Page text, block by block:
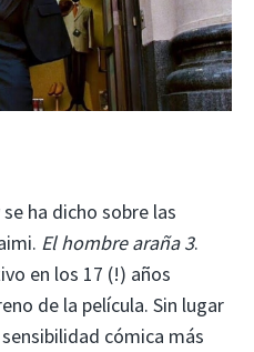
ha dicho sobre las
El hombre araña 3.
en los 17 (!) años
de la película. Sin lugar
cómica más